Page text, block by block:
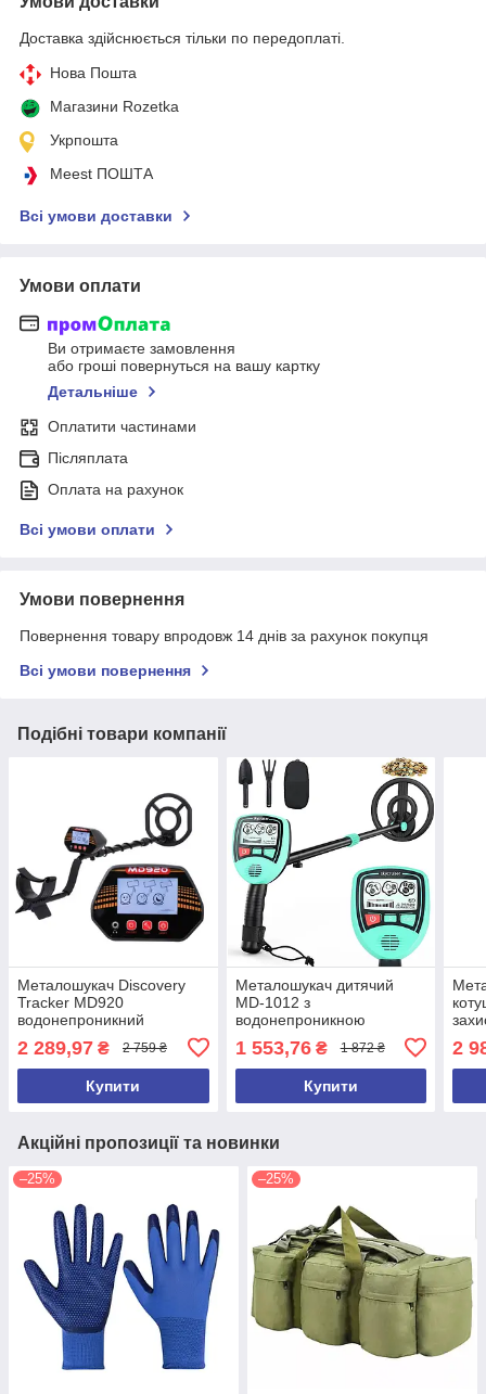
Доставка здійснюється тільки по передоплаті.
Нова Пошта
Магазини Rozetka
Укрпошта
Meest ПОШТА
Всі умови доставки
Умови оплати
Ви отримаєте замовлення
або гроші повернуться на вашу картку
Детальніше
Оплатити частинами
Післяплата
Оплата на рахунок
Всі умови оплати
Умови повернення
Повернення товару впродовж 14 днів за рахунок покупця
Всі умови повернення
Подібні товари компанії
Металошукач Discovery
Tracker MD920
водонепроникний
регульованою довжиною
2 289,97 ₴ 2 759 ₴
Купити
Металошукач дитячий
MD-1012 з
водонепроникною
дискримінацією (2026)
1 553,76₴ 1 872 ₴
Купити
2
Акційні пропозиції та новинки
–25% –25%